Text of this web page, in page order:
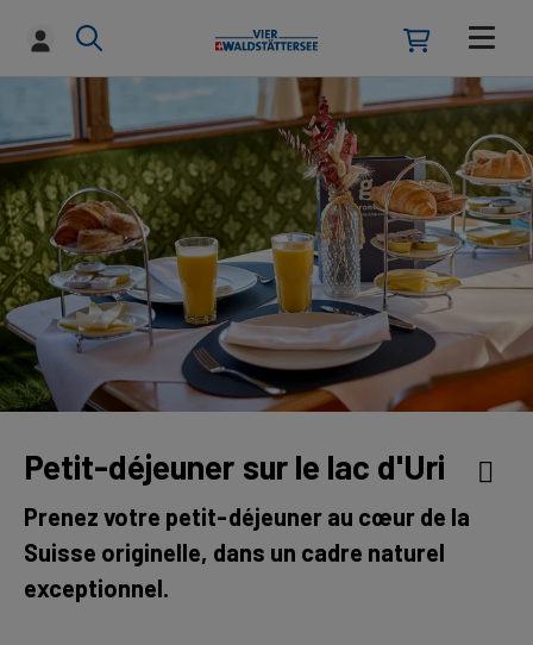
Petit-déjeuner sur le lac d'Uri
Prenez votre petit-déjeuner au cœur de la
Suisse originelle, dans un cadre naturel
exceptionnel.